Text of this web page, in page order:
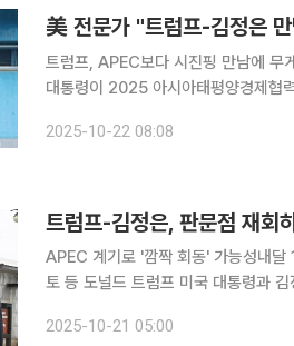
美 전문가 "트럼프-김정은
트럼프, APEC보다 시진핑 만남에 무게강경화
대통령이 2025 아시아태평양경제협
에 따르면 미국 싱크탱크 브루킹스연
2025-10-22 08:08
APEC 계기로 '깜짝 회동' 가능성내달
토 등 도널드 트럼프 미국 대통령과 김정은 북한 국무위원장이 이달 말 경주에서 열리는 아시아태평
는 “현재로서는 가능성이 없다”고 선
2025-10-21 05:00